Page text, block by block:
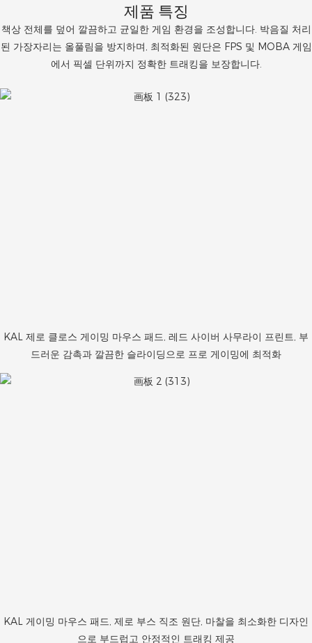
제품 특징
책상 전체를 덮어 깔끔하고 균일한 게임 환경을 조성합니다. 박음질 처리
된 가장자리는 올풀림을 방지하며, 최적화된 원단은 FPS 및 MOBA 게임
에서 픽셀 단위까지 정확한 트래킹을 보장합니다.
KAL 제로 클로스 게이밍 마우스 패드, 레드 사이버 사무라이 프린트, 부
드러운 감촉과 깔끔한 ​​슬라이딩으로 프로 게이밍에 최적화
KAL 게이밍 마우스 패드, 제로 부스 직조 원단, 마찰을 최소화한 디자인
으로 부드럽고 안정적인 트래킹 제공